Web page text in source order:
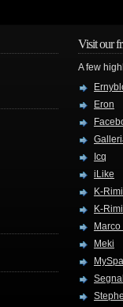
Visit our
A few
Eron
Icq
iLike
K-
K-
Meki